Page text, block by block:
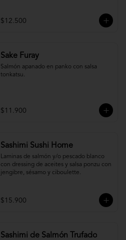
$12.500
Sake Furay
Salmón apanado en panko con salsa
tonkatsu.
$11.900
Sashimi Sushi Home
Laminas de salmón y/o pescado blanco
con dressing de aceites y salsa ponzu con
jengibre, sésamo y ciboulette.
$15.900
Sashimi de Salmón Trufado